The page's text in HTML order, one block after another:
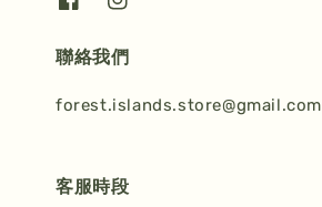
聯絡我們
forest.islands.store@gmail.com
客服時段